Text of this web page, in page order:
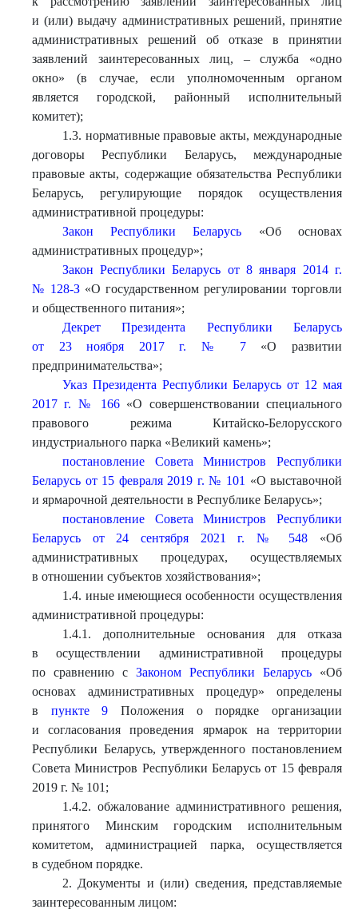
и (или) выдачу административных решений, принятие
административных решений об отказе в принятии
заявлений заинтересованных лиц, – служба «одно
окно» (в случае, если уполномоченным органом
является городской, районный исполнительный
комитет);
1.3. нормативные правовые акты, международные
договоры Республики Беларусь, международные
правовые акты, содержащие обязательства Республики
Беларусь, регулирующие порядок осуществления
административной процедуры:
Закон Республики Беларусь «Об основах
административных процедур»;
Закон Республики Беларусь от 8 января 2014 г.
№ 128-З «О государственном регулировании торговли
и общественного питания»;
Декрет Президента Республики Беларусь
от 23 ноября 2017 г. № 7«О развитии
предпринимательства»;
Указ Президента Республики Беларусь от 12 мая
2017 г. № 166«О совершенствовании специального
правового режима Китайско-Белорусского
индустриального парка «Великий камень»;
постановление Совета Министров Республики
Беларусь от 15 февраля 2019 г. № 101 «О выставочной
и ярмарочной деятельности в Республике Беларусь»;
постановление Совета Министров Республики
Беларусь от 24 сентября 2021 г. № 548 «Об
административных процедурах, осуществляемых
в отношении субъектов хозяйствования»;
1.4. иные имеющиеся особенности осуществления
административной процедуры:
1.4.1. дополнительные основания для отказа
в осуществлении административной процедуры
по сравнению с Законом Республики Беларусь «Об
основах административных процедур» определены
в пункте 9 Положения о порядке организации
и согласования проведения ярмарок на территории
Республики Беларусь, утвержденного постановлением
Совета Министров Республики Беларусь от 15 февраля
2019 г. № 101;
1.4.2. обжалование административного решения,
принятого Минским городским исполнительным
комитетом, администрацией парка, осуществляется
в судебном порядке.
2. Документы и (или) сведения, представляемые
заинтересованным лицом: